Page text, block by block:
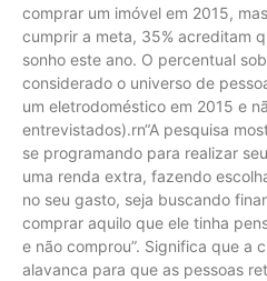
comprar um imóvel em 2015,
cumprir a meta, 35% acreditam
sonho este ano. O percentual
considerado o universo de
um eletrodoméstico em 2015 e
entrevistados).rn“A pesquisa
se programando para realizar
uma renda extra, fazendo
no seu gasto, seja buscando
comprar aquilo que ele tinha
e não comprou”. Significa que a
alavanca para que as pessoas